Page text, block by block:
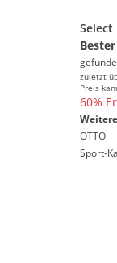
zuletzt
Preis
60%
OTTO
Sport-